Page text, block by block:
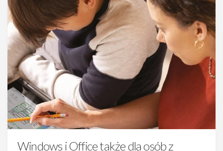
Windows i Office także dla osób z